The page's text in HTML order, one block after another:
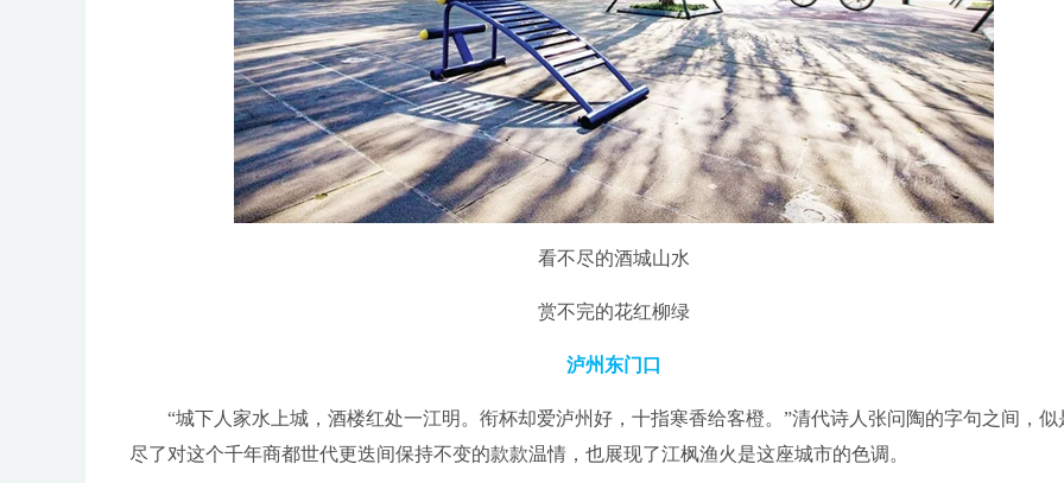
看不尽的酒城山水
赏不完的花红柳绿
泸州东门口
“城下人家水上城，酒楼红处一江明。衔杯却爱泸州好，十指寒香给客橙。”清代诗人张问陶的字句之间，似
尽了对这个千年商都世代更迭间保持不变的款款温情，也展现了江枫渔火是这座城市的色调。